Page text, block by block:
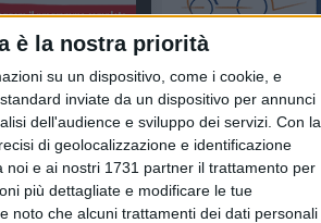
è la nostra priorità
su un dispositivo, come i cookie, e
inviate da un dispositivo per annunci
dell'audience e sviluppo dei servizi. Con la
di geolocalizzazione e identificazione
e ai nostri 1731 partner il trattamento per
più dettagliate e modificare le tue
noto che alcuni trattamenti dei dati personali